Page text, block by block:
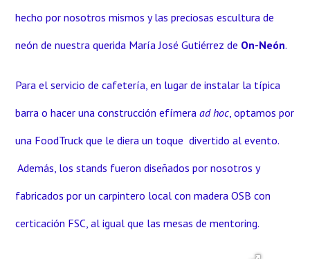
hecho por nosotros mismos y las preciosas escultura de
neón de nuestra querida María José Gutiérrez de On-Neón.
Para el servicio de cafetería, en lugar de instalar la típica
barra o hacer una construcción efímera ad hoc, optamos por
una FoodTruck que le diera un toque divertido al evento.
Además, los stands fueron diseñados por nosotros y
fabricados por un carpintero local con madera OSB con
certicación FSC, al igual que las mesas de mentoring.